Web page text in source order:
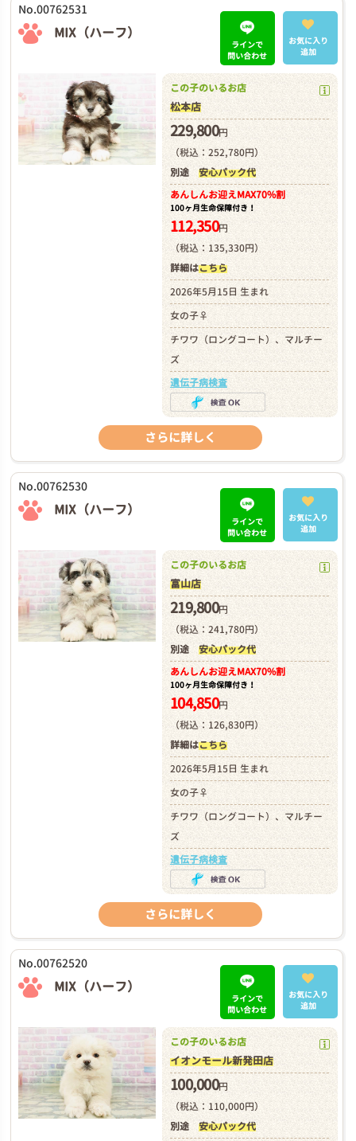
No.00762531
MIX（ハーフ）
ラインで
問い合わせ
お気に入り
追加
この子のいるお店
松本店
229,800円
（税込：252,780円）
別途 安心パック代
あんしんお迎えMAX70%割
100ヶ月生命保障付き！
112,350円
（税込：135,330円）
詳細はこちら
2026年5月15日 生まれ
女の子♀
チワワ（ロングコート）、マルチー
ズ
遺伝子病検査
さらに詳しく
No.00762530
MIX（ハーフ）
ラインで
問い合わせ
お気に入り
追加
この子のいるお店
富山店
219,800円
（税込：241,780円）
別途 安心パック代
あんしんお迎えMAX70%割
100ヶ月生命保障付き！
104,850円
（税込：126,830円）
詳細はこちら
2026年5月15日 生まれ
女の子♀
チワワ（ロングコート）、マルチー
ズ
遺伝子病検査
さらに詳しく
No.00762520
MIX（ハーフ）
ラインで
問い合わせ
お気に入り
追加
この子のいるお店
イオンモール新発田店
100,000円
（税込：110,000円）
別途 安心パック代